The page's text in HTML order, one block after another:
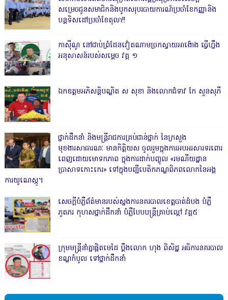
សម្រេចជូនសមាជិកនិងបូកសរុបរបាយការណ៍ប្រចាំខែកញ្ញានិង
បន្តទិសដៅប្រចាំខែតុលា!!
កាសុីណូ នៅជាប់ព្រំដែនវៀតណាមច្រកស្វាយអាង៉ោង ធ្វើហ្នឹង
អនុសាសន៍របស់សម្ដេច វគ្គ ១
ឯកឧត្តមអភិសន្តិបណ្ឌិត ស សុខា និងលោកជំទាវ កែ សួនសុភី
ថ្នាក់ដឹកនាំ និងមន្ត្រីរាជការគ្រប់ជាន់ថ្នាក់ នៃក្រសួង
មុខងារសាធារណៈ មានកិត្តិយស ចូលរួមក្នុងការអបអរសារទរពោរ
ពេញដោយមោទកភាព ក្នុងការដាក់បញ្ចូល «រមណីយដ្ឋាន
ប្រាសាទកោះកេរ» ទៅក្នុងបញ្ជីបេតិកភណ្ឌពិភពលោកនៃអង្គ
ការយូណេស្កូ។
សេចក្តីបំភ្លឺព័ត៌មានរបស់ស្នងការនគរបាលខេត្តបាត់ដំបង បំភ្លឺ
ភូតភរ កុហសថ្នាក់ដឹកនាំ បំភ្លឺបែបបន្ត្រីគ្រាប់ល្ពៅ វគ្គ៥
ក្រុមមន្ត្រីនាំគ្នាផ្ដិតមេដៃ ប្ដឹងលោក ហុង ពិសិដ្ឋ អធិការនគរបាល
ខណ្ឌកំបូល ទៅថ្នាក់ដឹកនាំ